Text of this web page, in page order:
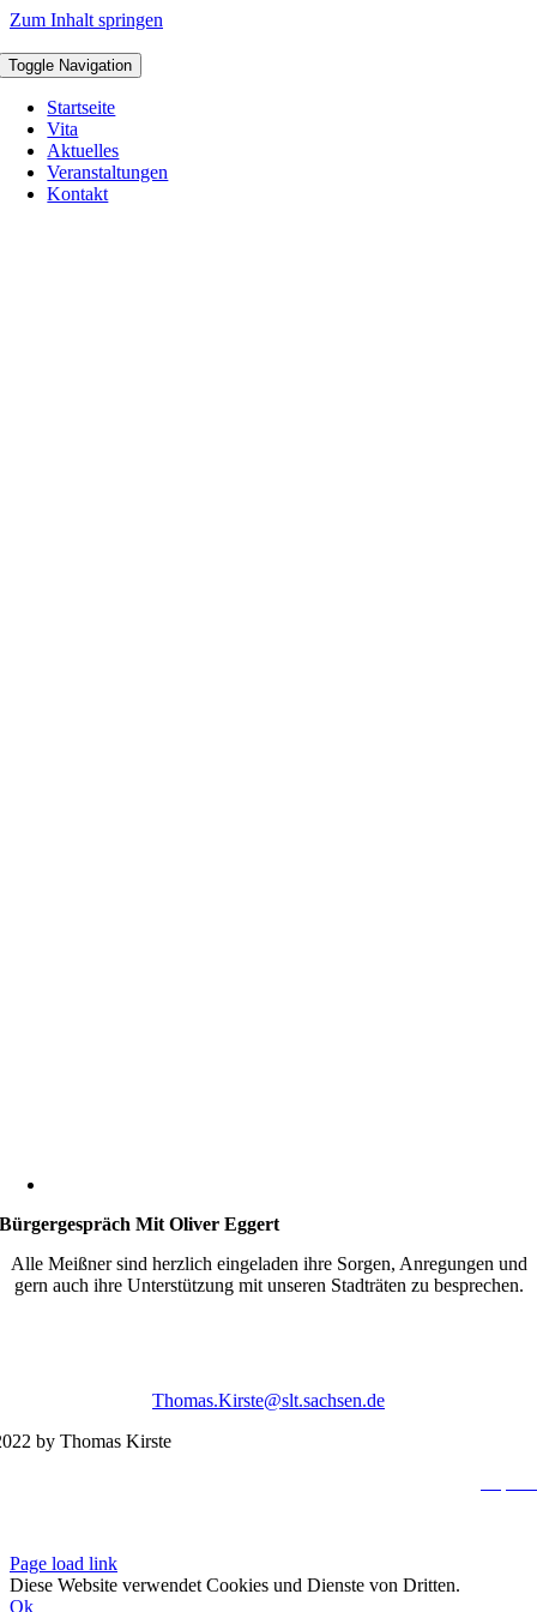
Zum Inhalt springen
Toggle Navigation
Startseite
Vita
Aktuelles
Veranstaltungen
Kontakt
Bürgergespräch Mit Oliver Eggert
Alle Meißner sind herzlich eingeladen ihre Sorgen, Anregungen und
gern auch ihre Unterstützung mit unseren Stadträten zu besprechen.
Thomas.Kirste@slt.sachsen.de
by Thomas Kirste
Page load link
Diese Website verwendet Cookies und Dienste von Dritten.
Ok